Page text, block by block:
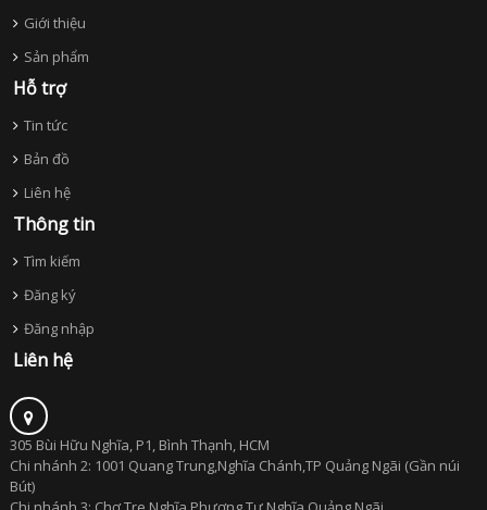
Giới thiệu
Sản phẩm
Hỗ trợ
Tin tức
Bản đồ
Liên hệ
Thông tin
Tìm kiếm
Đăng ký
Đăng nhập
Liên hệ
305 Bùi Hữu Nghĩa, P1, Bình Thạnh, HCM
Chi nhánh 2: 1001 Quang Trung,Nghĩa Chánh,TP Quảng Ngãi (Gần núi
Bút)